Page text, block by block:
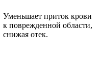
Уменьшает приток крови
к поврежденной области,
снижая отек.